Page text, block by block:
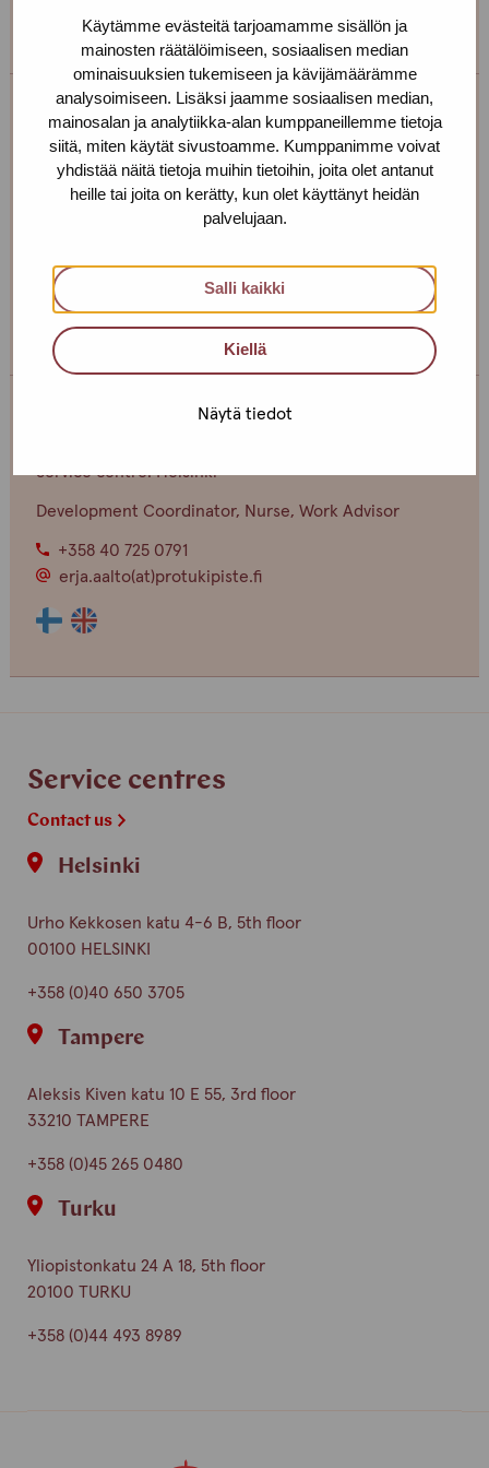
Käytämme evästeitä tarjoamamme sisällön ja
mainosten räätälöimiseen, sosiaalisen median
ominaisuuksien tukemiseen ja kävijämäärämme
analysoimiseen. Lisäksi jaamme sosiaalisen median,
mainosalan ja analytiikka-alan kumppaneillemme tietoja
siitä, miten käytät sivustoamme. Kumppanimme voivat
yhdistää näitä tietoja muihin tietoihin, joita olet antanut
heille tai joita on kerätty, kun olet käyttänyt heidän
palvelujaan.
Salli kaikki
Kiellä
Näytä tiedot
can’t come to the office!
Tiia Nohynek
Service centre: Helsinki
tiia.nohynek@protukipiste.fi
The
language
The
language
Service centre: Helsinki
Development Coordinator, Nurse, Work Advisor
+358 40 725 0791
erja.aalto(at)protukipiste.fi
The
a
The
a
Service centres
Contact us
Helsinki
Urho Kekkosen katu 4-6 B, 5th floor
00100 HELSINKI
+358 (0)40 650 3705
Tampere
Aleksis Kiven katu 10 E 55, 3rd floor
33210 TAMPERE
+358 (0)45 265 0480
Turku
Yliopistonkatu 24 A 18, 5th floor
20100 TURKU
+358 (0)44 493 8989